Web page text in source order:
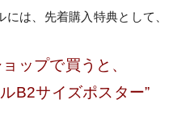
には、先着購入特典として、
ップで買うと、
B2サイズポスター”